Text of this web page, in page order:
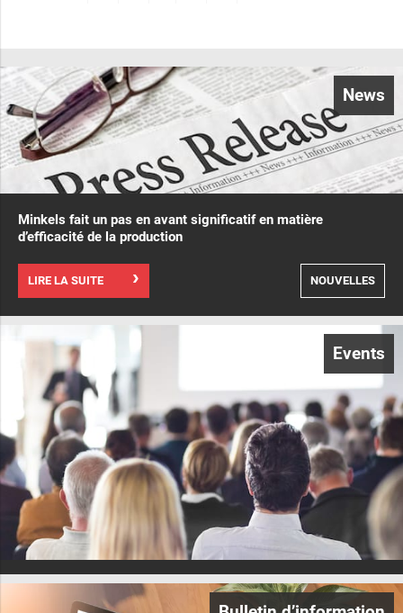
News
Minkels fait un pas en avant significatif en matière
d’efficacité de la production
LIRE LA SUITE NOUVELLES
Events